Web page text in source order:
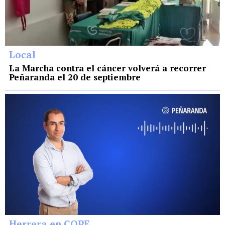
Local
La Marcha contra el cáncer volverá a recorrer
Peñaranda el 20 de septiembre